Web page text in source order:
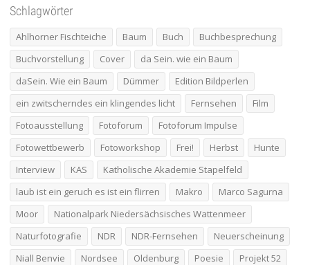
Schlagwörter
Ahlhorner Fischteiche Baum Buch
Buchbesprechung
Buchvorstellung
Cover
da Sein. wie ein Baum
daSein. Wie ein Baum
Dümmer
Edition Bildperlen
ein zwitscherndes ein klingendes licht
Fernsehen
Film
Fotoausstellung
Fotoforum
Fotoforum Impulse
Fotowettbewerb
Fotoworkshop Frei! Herbst
Hunte
Interview
KAS
Katholische Akademie Stapelfeld
laub ist ein geruch es ist ein flirren
Makro
Marco Sagurna
Moor
Nationalpark Niedersächsisches Wattenmeer
Naturfotografie
NDR NDR-Fernsehen
Neuerscheinung
Niall Benvie
Nordsee Oldenburg Poesie
Projekt 52